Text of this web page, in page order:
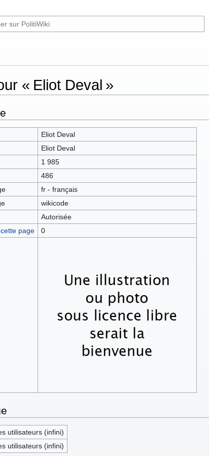
« Eliot Deval »
Eliot Deval
Eliot Deval
1 985
486
fr - français
wikicode
Autorisée
page
0
utilisateurs (infini)
utilisateurs (infini)